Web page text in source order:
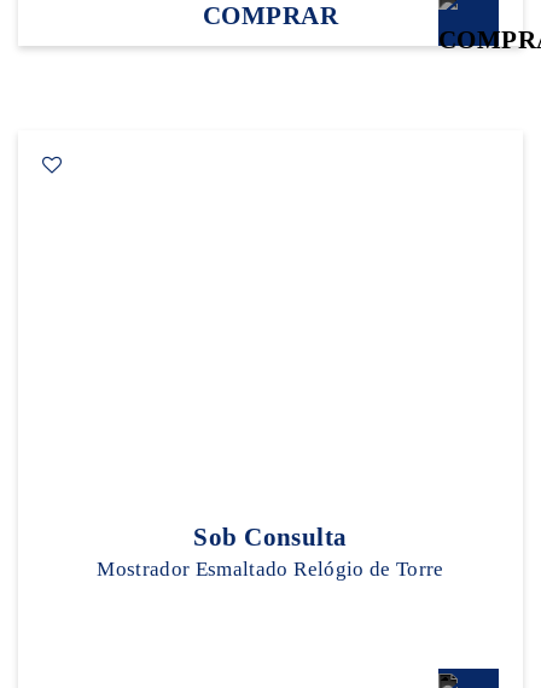
COMPRAR
Sob Consulta
Mostrador Esmaltado Relógio de Torre